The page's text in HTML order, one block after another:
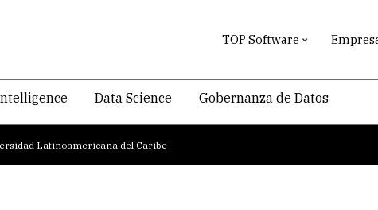
TOP Software
Data Science Gobernanza de Datos
Latinoamericana del Caribe